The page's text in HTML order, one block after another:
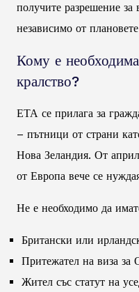
получите разрешение за
независимо от
Кому е
кралство?
ЕТА се прилага за
– пътници от страни
Нова Зеландия. От
от Европа вече се
Не е необходимо да
Британски или
Притежател на виза за
Жител със статут на